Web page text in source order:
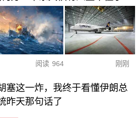
阅读 964 刚刚
塞这一炸，我终于看懂伊朗总
昨天那句话了